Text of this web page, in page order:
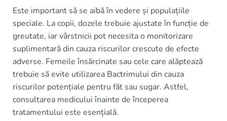
Este important să se aibă în vedere și populațiile
speciale. La copii, dozele trebuie ajustate în funcție de
greutate, iar vârstnicii pot necesita o monitorizare
suplimentară din cauza riscurilor crescute de efecte
adverse. Femeile însărcinate sau cele care alăptează
trebuie să evite utilizarea Bactrimului din cauza
riscurilor potențiale pentru făt sau sugar. Astfel,
consultarea medicului înainte de începerea
tratamentului este esențială.